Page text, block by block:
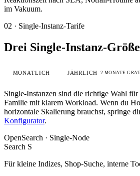
im Vakuum.
02 · Single-Instanz-Tarife
Drei Single-Instanz-
MONATLICH JÄHRLICH 2 MONATE
Single-Instanzen sind die richtige Wahl
Familie mit klarem Workload. Wenn du
horizontale Skalierung brauchst, springe
Konfigurator.
OpenSearch · Single-Node
Search S
Für kleine Indizes, Shop-Suche, interne